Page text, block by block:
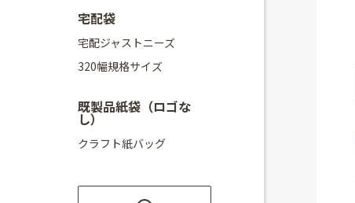
宅配袋
宅配ジャストニーズ
320幅規格サイズ
既製品紙袋（ロゴな
し）
クラフト紙バッグ